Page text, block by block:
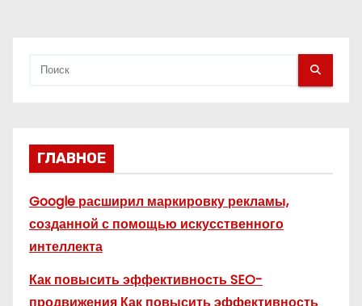
ГЛАВНОЕ
Google расширил маркировку рекламы,
созданной с помощью искусственного
интеллекта
Как повысить эффективность SEO-
продвижения Как повысить эффективность